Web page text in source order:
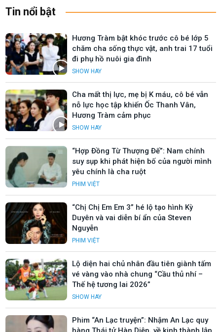
Tin nổi bật
Hương Tràm bật khóc trước cô bé lớp 5
chăm cha sống thực vật, anh trai 17 tuổi
đi phụ hồ nuôi gia đình
SHOW HAY
Cha mất thị lực, mẹ bị K máu, cô bé vẫn
nỗ lực học tập khiến Ốc Thanh Vân,
Hương Tràm cảm phục
SHOW HAY
“Hợp Đồng Từ Thượng Đế”: Nam chính
suy sụp khi phát hiện bố của người mình
yêu chính là cha ruột
PHIM VIỆT
“Chị Chị Em Em 3” hé lộ tạo hình Kỳ
Duyên và vai diễn bí ẩn của Steven
Nguyễn
PHIM VIỆT
Lộ diện hai chủ nhân đầu tiên giành tấm
vé vàng vào nhà chung “Cầu thủ nhí –
Thế hệ tương lai 2026”
SHOW HAY
Phim “An Lạc truyện”: Nhậm An Lạc quy